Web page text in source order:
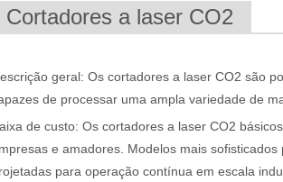
o corte a laser é um processo de
Cortadores a laser CO2
geral: Os cortadores a laser CO2 são
de processar uma ampla variedade de
de custo: Os cortadores a laser CO2
e amadores. Modelos mais
para operação contínua em escala